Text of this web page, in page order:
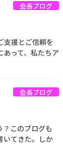
会長ブログ
支援とご信頼を
って、私たちア
会長ブログ
このブログも
いてきた。しか